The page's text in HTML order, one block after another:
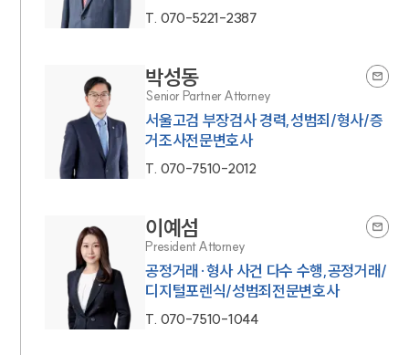
T. 070-5221-2387
박성동
Senior Partner Attorney
서울고검 부장검사 경력,성범죄/형사/증
거조사전문변호사
T. 070-7510-2012
이예섬
President Attorney
공정거래·형사 사건 다수 수행,공정거래/
디지털포렌식/성범죄전문변호사
T. 070-7510-1044